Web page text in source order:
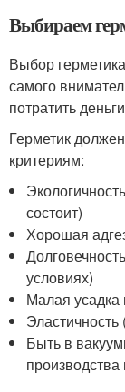
Выбираем
Выбор
самого
потратить
Герметик
критериям:
состоит)
Хорошая
условиях)
Малая
Быть в